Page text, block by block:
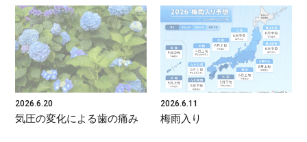
2026.6.20
気圧の変化による歯の痛み
2026.6.11
梅雨入り